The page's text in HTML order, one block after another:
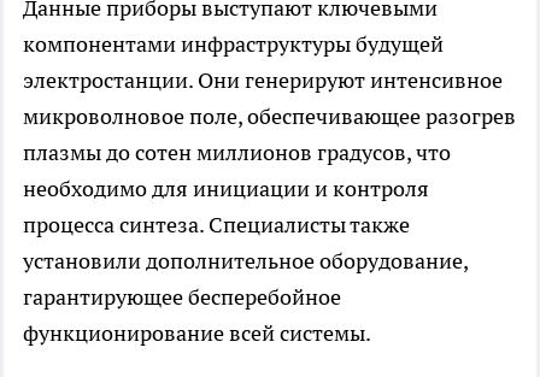
Данные приборы выступают ключевыми
компонентами инфраструктуры будущей
электростанции. Они генерируют интенсивное
микроволновое поле, обеспечивающее разогрев
плазмы до сотен миллионов градусов, что
необходимо для инициации и контроля
процесса синтеза. Специалисты также
установили дополнительное оборудование,
гарантирующее бесперебойное
функционирование всей системы.